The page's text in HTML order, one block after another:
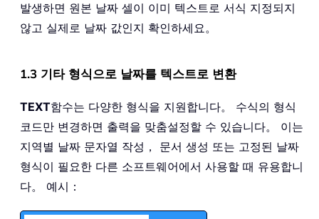
발생하면 원본 날짜 셀이 이미 텍스트로 서식 지정되지
않고 실제로 날짜 값인지 확인하세요。
1.3 기타 형식으로 날짜를 텍스트로 변환
TEXT함수는 다양한 형식을 지원합니다。 수식의 형식
코드만 변경하면 출력을 맞춤설정할 수 있습니다。 이는
지역별 날짜 문자열 작성， 문서 생성 또는 고정된 날짜
형식이 필요한 다른 소프트웨어에서 사용할 때 유용합니
다。 예시：